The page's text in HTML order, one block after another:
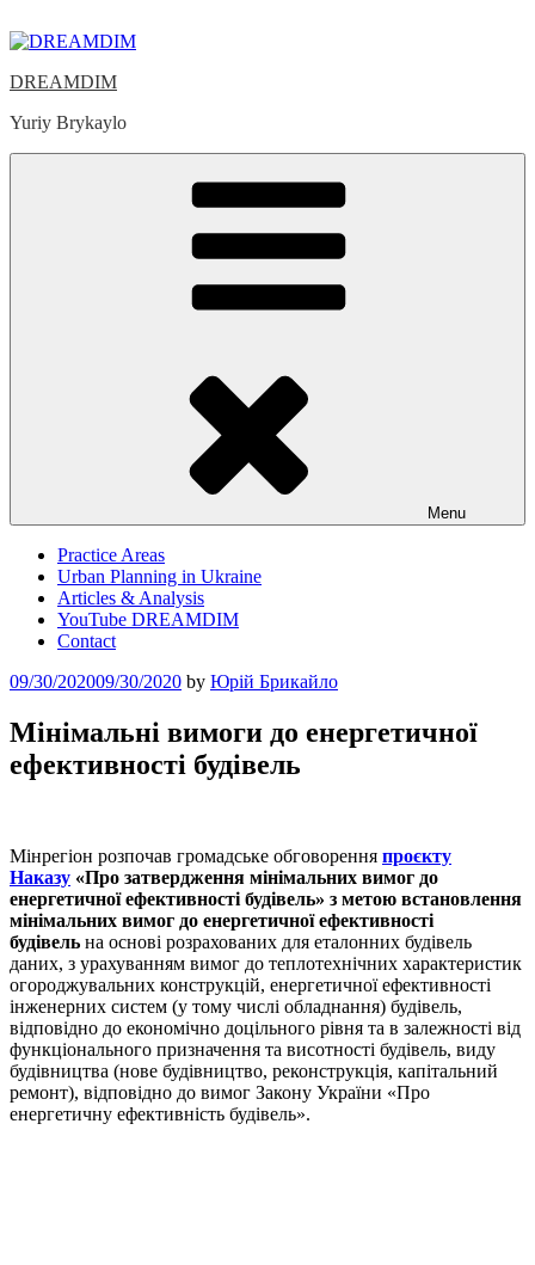
to
DREAMDIM
Yuriy Brykaylo
Menu
Practice Areas
Urban Planning in Ukraine
Articles & Analysis
YouTube DREAMDIM
Contact
Posted
09/30/202009/30/2020 by Юрій Брикайло
Мінімальні вимоги до енергетичної
ефективності будівель
Мінрегіон розпочав громадське обговорення проєкту
Наказу «Про затвердження мінімальних вимог до
енергетичної ефективності будівель» з метою встановлення
мінімальних вимог до енергетичної ефективності
будівель на основі розрахованих для еталонних будівель
даних, з урахуванням вимог до теплотехнічних характеристик
огороджувальних конструкцій, енергетичної ефективності
інженерних систем (у тому числі обладнання) будівель,
відповідно до економічно доцільного рівня та в залежності від
функціонального призначення та висотності будівель, виду
будівництва (нове будівництво, реконструкція, капітальний
ремонт), відповідно до вимог Закону України «Про
енергетичну ефективність будівель».